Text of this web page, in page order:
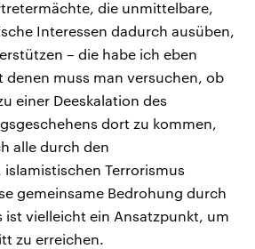
die unmittelbare,
Interessen dadurch ausüben,
– die habe ich eben
denen muss man versuchen, ob
einer Deeskalation des
dort zu kommen,
alle durch den
Terrorismus
gemeinsame Bedrohung durch
ist vielleicht ein Ansatzpunkt, um
zu erreichen.